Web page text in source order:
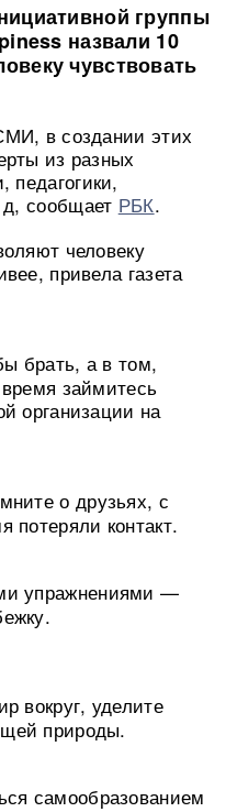
группы
назвали 10
чувствовать
в создании этих
из разных
педагогики,
сообщает РБК.
человеку
привела газета
брать, а в том,
займитесь
организации на
о друзьях, с
потеряли контакт.
упражнениями —
вокруг, уделите
природы.
самообразованием